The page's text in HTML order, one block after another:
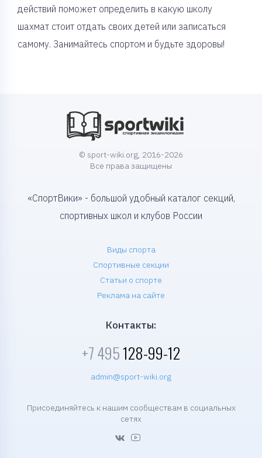
действий поможет определить в какую школу
шахмат стоит отдать своих детей или записаться
самому. Занимайтесь спортом и будьте здоровы!
© sport-wiki.org, 2016-2026
Все права защищены
«СпортВики» - большой удобный каталог секций,
спортивных школ и клубов России
Виды спорта
Спортивные секции
Статьи о спорте
Реклама на сайте
Контакты:
+7 495128-99-12
admin@sport-wiki.org
Присоединяйтесь к нашим сообществам в социальных
сетях